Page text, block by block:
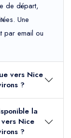
de départ,
Une
par email ou
vers Nice
?
la
Nice
?